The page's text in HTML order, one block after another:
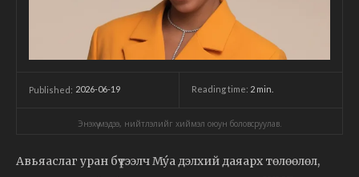
Published: 2026-06-19 Reading time: 2 min.
Энэхүү мэдээ, нийтлэлийг хиймэл оюун боловсруулав.
Авьяаслаг уран бүтээлч Mýa дэлхий даяарх төлөөлөл,